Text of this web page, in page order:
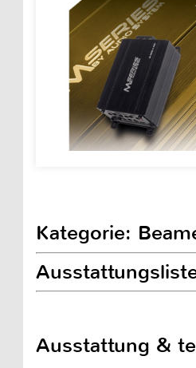
Kategorie:
Ausstattung &